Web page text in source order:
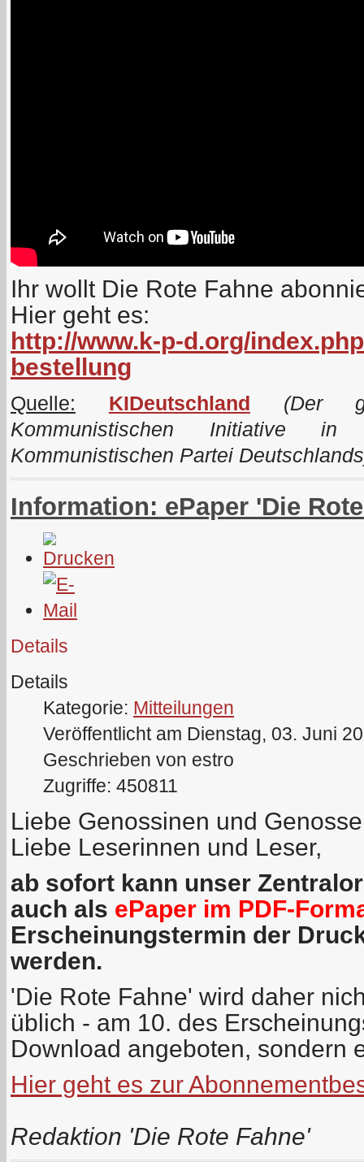
Ihr wollt Die Rote Fahne
Hier geht es:
http://www.k-p-d.org/
bestellung
Quelle: KIDeutschland (Der
Kommunistischen Initiative
Kommunistischen Partei
Information: ePaper 'Die
Details
Details
Kategorie: Mitteilungen
Veröffentlicht am Dienstag, 03. Juni
Geschrieben von estro
Zugriffe: 450811
Liebe Genossinen und
Liebe Leserinnen und Leser,
ab sofort kann unser
auch als ePaper im PDF-
Erscheinungstermin der
werden.
'Die Rote Fahne' wird daher
üblich - am 10. des
Download angeboten, sondern
Hier geht es zur
Redaktion 'Die Rote Fahne'